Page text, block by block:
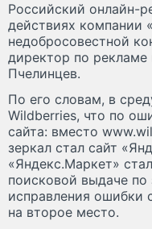
Российский онлайн-
действиях компании
недобросовестной
директор по рекламе
Пчелинцев.
По его словам, в
Wildberries, что по
сайта: вместо
зеркал стал сайт
«Яндекс.Маркет»
поисковой выдаче по
исправления ошибки
на второе место.